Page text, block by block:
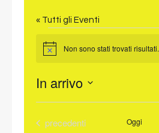
« Tutti gli Eventi
EVENTI
Notice Non sono stati trovati risultati.
In arrivo
data.
Eventi
precedenti Oggi